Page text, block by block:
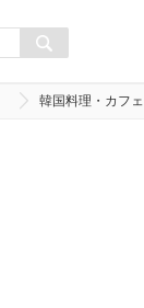
韓国料理・カフェ